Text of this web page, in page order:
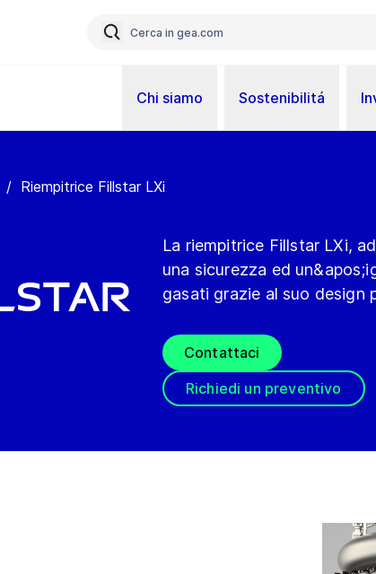
Chi siamo Sostenibilitá
/ Riempitrice Fillstar LXi
La riempitrice Fillstar LXi,
una sicurezza ed
gasati grazie al suo design
Contattaci
Richiedi un preventivo